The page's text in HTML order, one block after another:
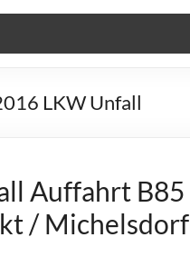
LKW Unfall
Auffahrt B85
/ Michelsdorf